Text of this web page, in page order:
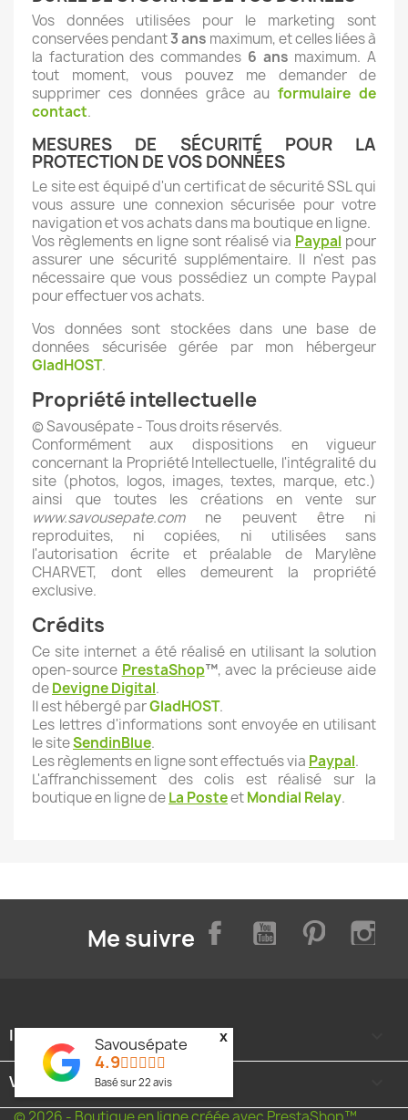
Vos données utilisées pour le marketing sont
conservées pendant3 ans maximum, et celles liées à
la facturation des commandes 6 ans maximum. A
tout moment, vous pouvez me demander de
supprimer ces données grâce au formulaire de
contact.
MESURES DE SÉCURITÉ POUR LA
PROTECTION DE VOS DONNÉES
Le site est équipé d'un certificat de sécurité SSL qui
vous assure une connexion sécurisée pour votre
navigation et vos achats dans ma boutique en ligne.
Vos règlements en ligne sont réalisé via Paypal pour
assurer une sécurité supplémentaire. Il n'est pas
nécessaire que vous possédiez un compte Paypal
pour effectuer vos achats.
Vos données sont stockées dans une base de
données sécurisée gérée par mon hébergeur
GladHOST.
Propriété intellectuelle
© Savousépate - Tous droits réservés.
Conformément aux dispositions en vigueur
concernant la Propriété Intellectuelle, l'intégralité du
site (photos, logos, images, textes, marque, etc.)
ainsi que toutes les créations en vente sur
www.savousepate.comne peuvent être ni
reproduites, ni copiées, ni utilisées sans
l'autorisation écrite et préalable de Marylène
CHARVET, dont elles demeurent la propriété
exclusive.
Crédits
Ce site internet a été réalisé en utilisant la solution
open-source PrestaShop™, avec la précieuse aide
deDevigne Digital.
Il est hébergé parGladHOST.
Les lettres d'informations sont envoyée en utilisant
le siteSendinBlue.
Les règlements en ligne sont effectués via Paypal.
L'affranchissement des colis est réalisé sur la
boutique en ligne deLa PosteetMondial Relay.
Me suivre FacebookYouTube Pinterest
INFORMATIONS
VOTRE COMPTE
Savousépate
4.9
Basé sur22 avis
x